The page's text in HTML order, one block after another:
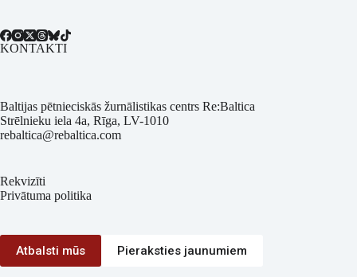
KONTAKTI
Baltijas pētnieciskās žurnālistikas centrs Re:Baltica
Strēlnieku iela 4a, Rīga, LV-1010
rebaltica@rebaltica.com
Rekvizīti
Privātuma politika
Atbalsti mūs Pieraksties jaunumiem